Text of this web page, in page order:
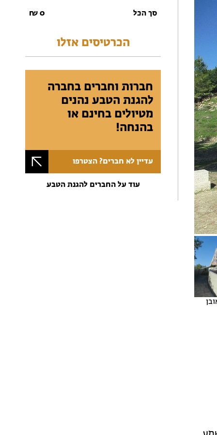
סך הכל 0
₪
הכרטיסים אזלו
חברות וחברים בחברה
להגנת הטבע נהנים
מטיולים בחינם או
בהנחה!
עדיין לא חברים? הצטרפו
עוד על החברים להגנת הטבע